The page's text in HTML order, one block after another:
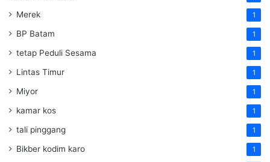
Merek 1
BP Batam 1
tetap Peduli Sesama 1
Lintas Timur 1
Miyor 1
kamar kos 1
tali pinggang 1
Bikber kodim karo 1